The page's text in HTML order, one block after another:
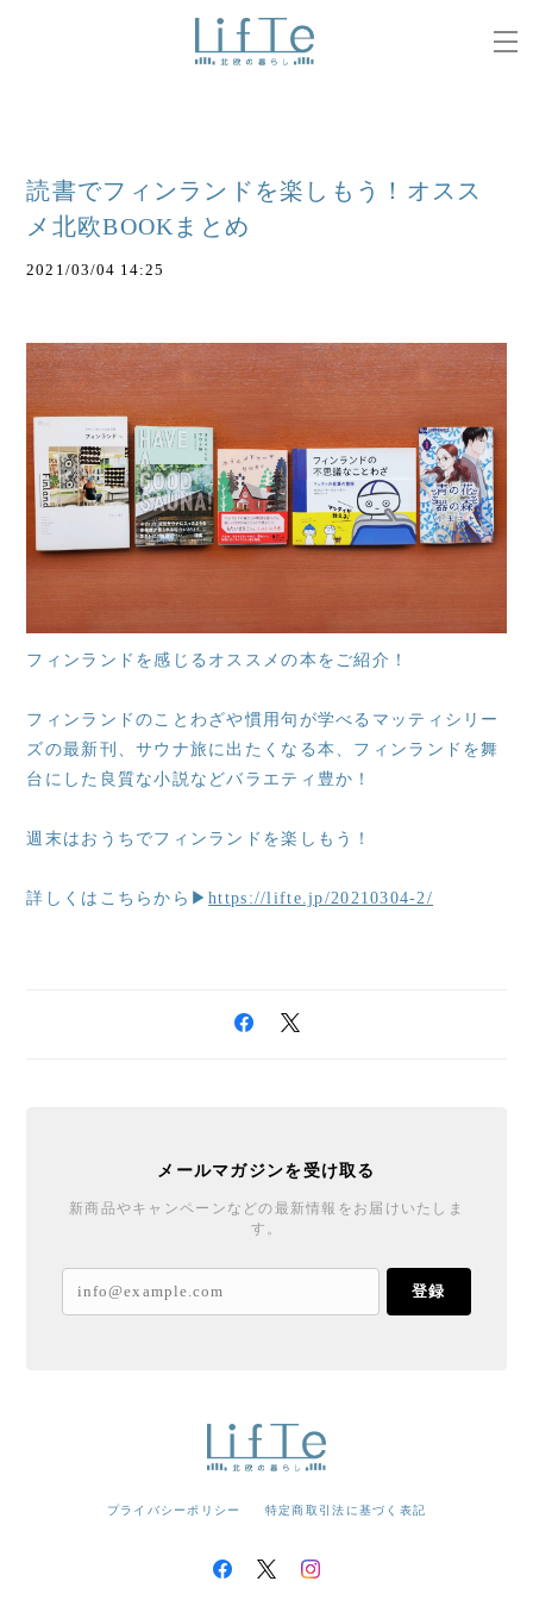
読書でフィンランドを楽しもう！オスス
メ北欧BOOKまとめ
2021/03/04 14:25
フィンランドを感じるオススメの本をご紹介！
フィンランドのことわざや慣用句が学べるマッティシリー
ズの最新刊、サウナ旅に出たくなる本、フィンランドを舞
台にした良質な小説などバラエティ豊か！
週末はおうちでフィンランドを楽しもう！
詳しくはこちらから▶https://lifte.jp/20210304-2/
メールマガジンを受け取る
新商品やキャンペーンなどの最新情報をお届けいたしま
す。
登録
プライバシーポリシー 特定商取引法に基づく表記